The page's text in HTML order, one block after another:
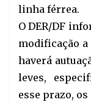
linha férrea.
O DER/DF
modificação a
haverá
leves,
esse prazo,